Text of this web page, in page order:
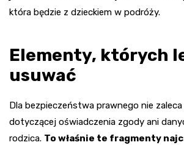
która będzie z dzieckiem w podróży.
Elementy, których
usuwać
Dla bezpieczeństwa prawnego nie
dotyczącej oświadczenia zgody ani
rodzica. To właśnie te fragmenty